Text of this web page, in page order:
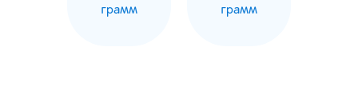
грамм грамм